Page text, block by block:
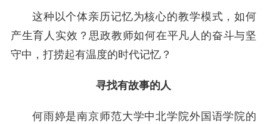
这种以个体亲历记忆为核心的教学模式，如何
产生育人实效？思政教师如何在平凡人的奋斗与坚
守中，打捞起有温度的时代记忆？
寻找有故事的人
何雨婷是南京师范大学中北学院外国语学院的